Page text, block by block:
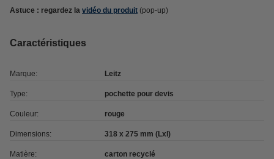
Astuce : regardez la vidéo du produit (pop-up)
Caractéristiques
Marque: Leitz
Type: pochette pour devis
Couleur: rouge
Dimensions: 318 x 275 mm (Lxl)
Matière: carton recyclé